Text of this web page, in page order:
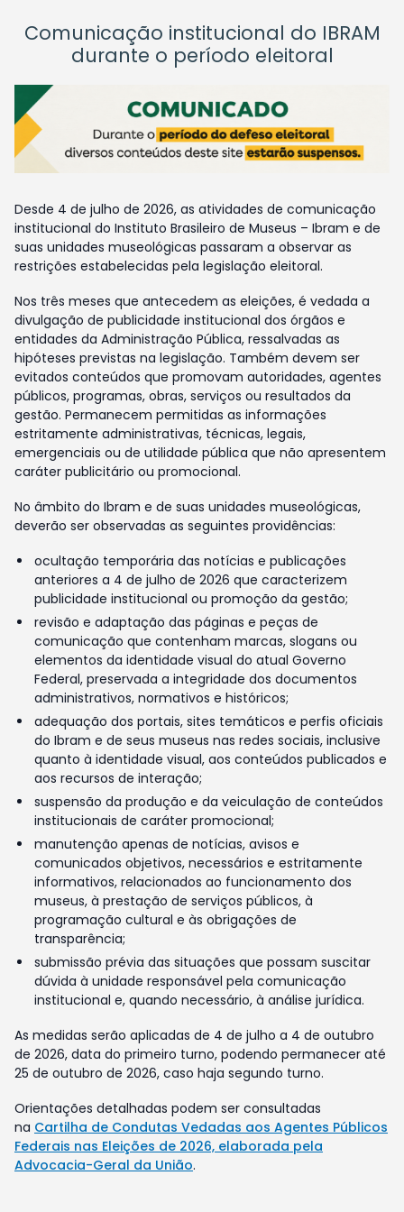
Comunicação institucional do IBRAM
durante o período eleitoral
Desde 4 de julho de 2026, as atividades de comunicação
institucional do Instituto Brasileiro de Museus – Ibram e de
suas unidades museológicas passaram a observar as
restrições estabelecidas pela legislação eleitoral.
Nos três meses que antecedem as eleições, é vedada a
divulgação de publicidade institucional dos órgãos e
entidades da Administração Pública, ressalvadas as
hipóteses previstas na legislação. Também devem ser
evitados conteúdos que promovam autoridades, agentes
públicos, programas, obras, serviços ou resultados da
gestão. Permanecem permitidas as informações
estritamente administrativas, técnicas, legais,
emergenciais ou de utilidade pública que não apresentem
caráter publicitário ou promocional.
No âmbito do Ibram e de suas unidades museológicas,
deverão ser observadas as seguintes providências:
ocultação temporária das notícias e publicações
anteriores a 4 de julho de 2026 que caracterizem
publicidade institucional ou promoção da gestão;
revisão e adaptação das páginas e peças de
comunicação que contenham marcas, slogans ou
elementos da identidade visual do atual Governo
Federal, preservada a integridade dos documentos
administrativos, normativos e históricos;
adequação dos portais, sites temáticos e perfis oficiais
do Ibram e de seus museus nas redes sociais, inclusive
quanto à identidade visual, aos conteúdos publicados e
aos recursos de interação;
suspensão da produção e da veiculação de conteúdos
institucionais de caráter promocional;
manutenção apenas de notícias, avisos e
comunicados objetivos, necessários e estritamente
informativos, relacionados ao funcionamento dos
museus, à prestação de serviços públicos, à
programação cultural e às obrigações de
transparência;
submissão prévia das situações que possam suscitar
dúvida à unidade responsável pela comunicação
institucional e, quando necessário, à análise jurídica.
As medidas serão aplicadas de 4 de julho a 4 de outubro
de 2026, data do primeiro turno, podendo permanecer até
25 de outubro de 2026, caso haja segundo turno.
Orientações detalhadas podem ser consultadas
na Cartilha de Condutas Vedadas aos Agentes Públicos
Federais nas Eleições de 2026, elaborada pela
Advocacia-Geral da União.